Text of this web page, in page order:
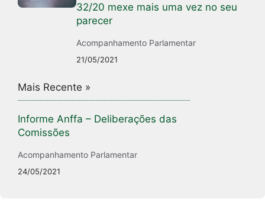
32/20 mexe mais uma vez no seu
parecer
Acompanhamento Parlamentar
21/05/2021
Mais Recente »
Informe Anffa – Deliberações das
Comissões
Acompanhamento Parlamentar
24/05/2021